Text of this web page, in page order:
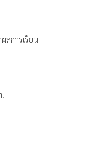
ลการเรียน
.